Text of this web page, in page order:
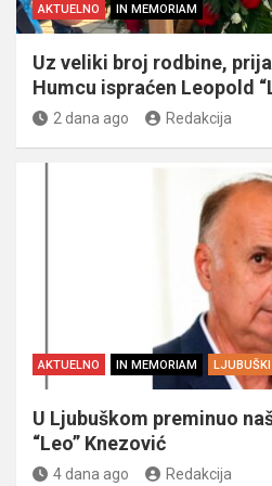
AKTUELNO IN MEMORIAM
Uz veliki broj rodbine,
Humcu ispraćen Leopold
2 dana ago Redakcija
AKTUELNO IN MEMORIAM LJUBUŠKI
U Ljubuškom preminuo
“Leo” Knezović
4 dana ago Redakcija